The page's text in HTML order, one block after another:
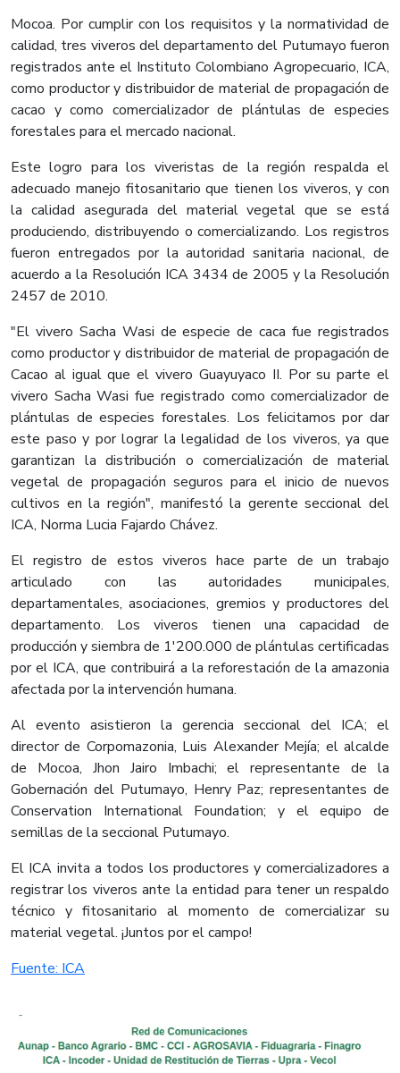
Mocoa. Por cumplir con los requisitos y la normatividad de
calidad, tres viveros del departamento del Putumayo fueron
registrados ante el Instituto Colombiano Agropecuario, ICA,
como productor y distribuidor de material de propagación de
cacao y como comercializador de plántulas de especies
forestales para el mercado nacional.
Este logro para los viveristas de la región respalda el
adecuado manejo fitosanitario que tienen los viveros, y con
la calidad asegurada del material vegetal que se está
produciendo, distribuyendo o comercializando. Los registros
fueron entregados por la autoridad sanitaria nacional, de
acuerdo a la Resolución ICA 3434 de 2005 y la Resolución
2457 de 2010.
"El vivero Sacha Wasi de especie de caca fue registrados
como productor y distribuidor de material de propagación de
Cacao al igual que el vivero Guayuyaco II. Por su parte el
vivero Sacha Wasi fue registrado como comercializador de
plántulas de especies forestales. Los felicitamos por dar
este paso y por lograr la legalidad de los viveros, ya que
garantizan la distribución o comercialización de material
vegetal de propagación seguros para el inicio de nuevos
cultivos en la región", manifestó la gerente seccional del
ICA, Norma Lucia Fajardo Chávez.
El registro de estos viveros hace parte de un trabajo
articulado con las autoridades municipales,
departamentales, asociaciones, gremios y productores del
departamento. Los viveros tienen una capacidad de
producción y siembra de 1'200.000 de plántulas certificadas
por el ICA, que contribuirá a la reforestación de la amazonia
afectada por la intervención humana.
Al evento asistieron la gerencia seccional del ICA; el
director de Corpomazonia, Luis Alexander Mejía; el alcalde
de Mocoa, Jhon Jairo Imbachi; el representante de la
Gobernación del Putumayo, Henry Paz; representantes de
Conservation International Foundation; y el equipo de
semillas de la seccional Putumayo.
El ICA invita a todos los productores y comercializadores a
registrar los viveros ante la entidad para tener un respaldo
técnico y fitosanitario al momento de comercializar su
material vegetal. ¡Juntos por el campo!
Fuente: ICA